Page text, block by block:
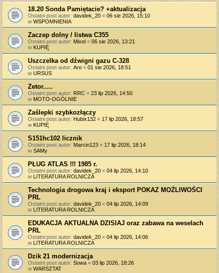
18.20 Sonda Pamiętacie? +aktualizacja
Ostatni post autor: davidek_20 « 06 sie 2026, 15:10
w WSPOMNIENIA
Zaczep dolny / listwa C355
Ostatni post autor: Mixol « 06 sie 2026, 13:21
w KUPIĘ
Uszczelka od dźwigni gazu C-328
Ostatni post autor: Aro « 01 sie 2026, 18:51
w URSUS
Zetor.....
Ostatni post autor: RRC « 23 lip 2026, 14:50
w MOTO-OGÓLNIE
Zaślepki szybkozłączy
Ostatni post autor: Hubix132 « 17 lip 2026, 18:57
w KUPIĘ
S151hc102 licznik
Ostatni post autor: Marcin123 « 17 lip 2026, 18:14
w SAMy
PŁUG ATLAS !!! 1985 r.
Ostatni post autor: davidek_20 « 04 lip 2026, 14:10
w LITERATURA ROLNICZA
Technologia drogowa kraj i eksport POKAZ MOŻLIWOŚCI
PRL
Ostatni post autor: davidek_20 « 04 lip 2026, 14:09
w LITERATURA ROLNICZA
EDUKACJA AKTUALNA DZISIAJ oraz zabawa na weselach
PRL
Ostatni post autor: davidek_20 « 04 lip 2026, 14:06
w LITERATURA ROLNICZA
Dzik 21 modernizacja
Ostatni post autor: Sowa « 03 lip 2026, 18:26
w WARSZTAT